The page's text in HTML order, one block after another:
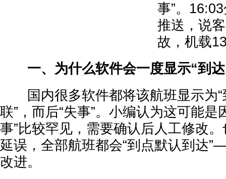
事”。
推送，说
故，机载
一、为什么软件会一度显示“到
国内很多软件都将该航班显示为“
联”，而后“失事”。小编认为这可能是
事”比较罕见，需要确认后人工修改
延误，全部航班都会“到点默认到达
改进。